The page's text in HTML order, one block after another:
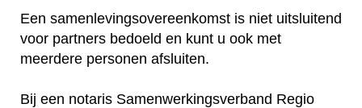
Een samenlevingsovereenkomst is niet uitsluitend
voor partners bedoeld en kunt u ook met
meerdere personen afsluiten.
Bij een notaris Samenwerkingsverband Regio